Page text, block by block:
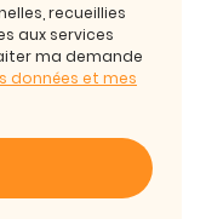
recueillies
aux services
ma demande
données et mes